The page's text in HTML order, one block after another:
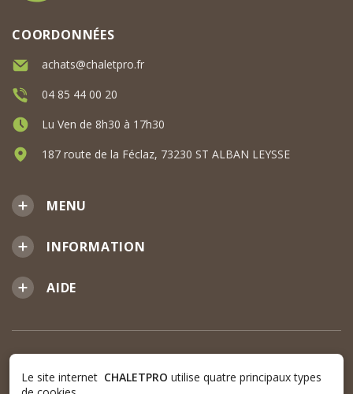
MENU
INFORMATION
AIDE
COORDONNÉES
achats@chaletpro.fr
04 85 44 00 20
Lu Ven de 8h30 à 17h30
187 route de la Féclaz, 73230 ST ALBAN LEYSSE
Le site internet CHALETPRO utilise quatre principaux types